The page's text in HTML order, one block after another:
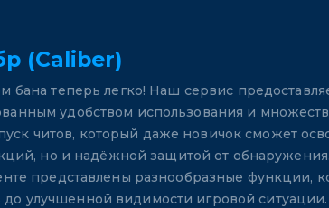
(Caliber)
теперь легко! Наш сервис
удобством использования и
читов, который даже новичок сможет
но и надёжной защитой от
представлены разнообразные функции,
улучшенной видимости игровой ситуации.